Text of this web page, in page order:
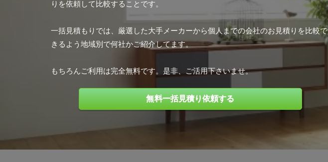
りを依頼して比較することです。
一括見積もりでは、厳選した大手メーカーから個人までの会社のお見積りを比較で
きるよう地域別で何社かご紹介してます。
もちろんご利用は完全無料です。是非、ご活用下さいませ。
無料一括見積り依頼する